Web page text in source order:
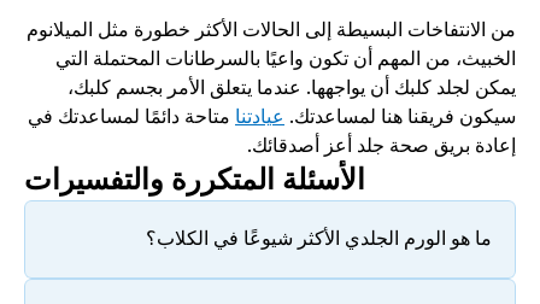
سيكون فريقنا هنا لمساعدتك. عيادتنا
إعادة بريق صحة جلد أعز أصدقائك.
الأسئلة المتكررة والتفسيرات
ما هو الورم الجلدي الأكثر شيوعًا في الكلاب؟